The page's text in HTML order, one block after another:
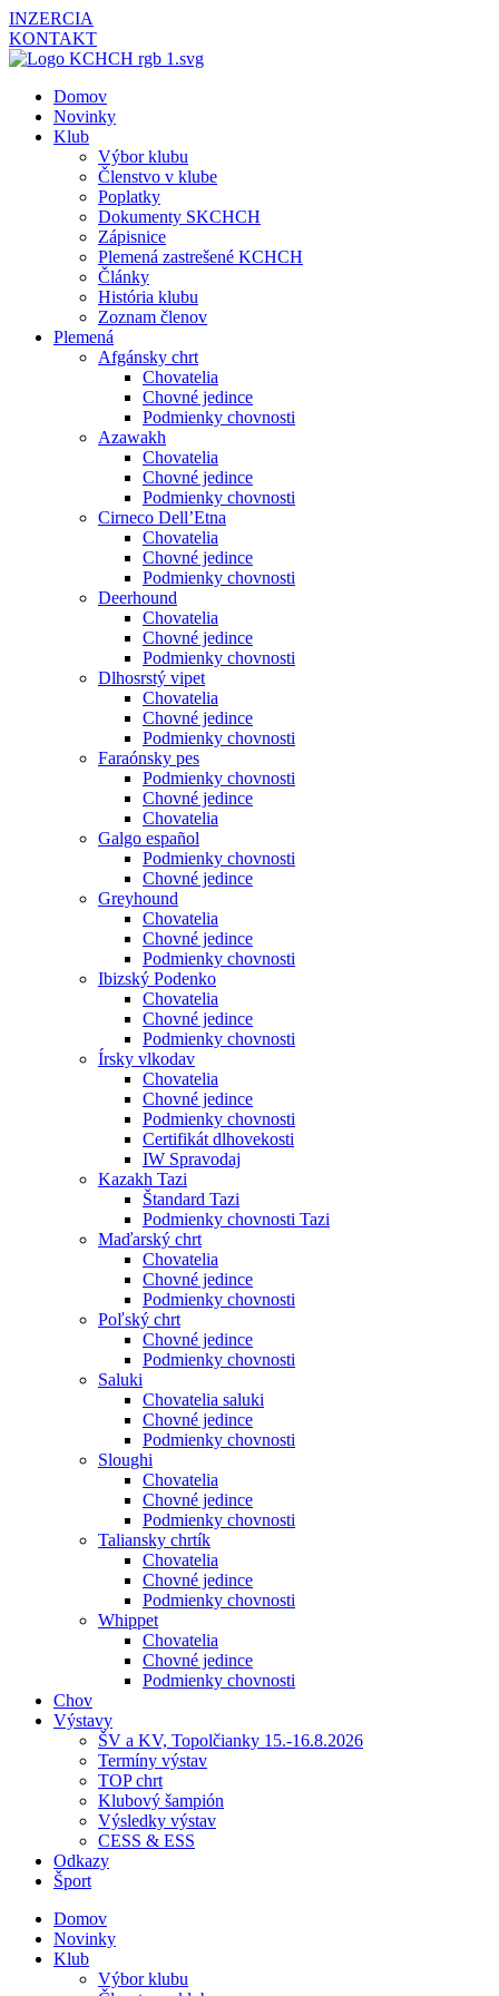
INZERCIA
KONTAKT
Domov
Novinky
Klub
Výbor klubu
Členstvo v klube
Poplatky
Dokumenty SKCHCH
Zápisnice
Plemená zastrešené KCHCH
Články
História klubu
Zoznam členov
Plemená
Afgánsky chrt
Chovatelia
Chovné jedince
Podmienky chovnosti
Azawakh
Chovatelia
Chovné jedince
Podmienky chovnosti
Cirneco Dell’Etna
Chovatelia
Chovné jedince
Podmienky chovnosti
Deerhound
Chovatelia
Chovné jedince
Podmienky chovnosti
Dlhosrstý vipet
Chovatelia
Chovné jedince
Podmienky chovnosti
Faraónsky pes
Podmienky chovnosti
Chovné jedince
Chovatelia
Galgo español
Podmienky chovnosti
Chovné jedince
Greyhound
Chovatelia
Chovné jedince
Podmienky chovnosti
Ibizský Podenko
Chovatelia
Chovné jedince
Podmienky chovnosti
Írsky vlkodav
Chovatelia
Chovné jedince
Podmienky chovnosti
Certifikát dlhovekosti
IW Spravodaj
Kazakh Tazi
Štandard Tazi
Podmienky chovnosti Tazi
Maďarský chrt
Chovatelia
Chovné jedince
Podmienky chovnosti
Poľský chrt
Chovné jedince
Podmienky chovnosti
Saluki
Chovatelia saluki
Chovné jedince
Podmienky chovnosti
Sloughi
Chovatelia
Chovné jedince
Podmienky chovnosti
Taliansky chrtík
Chovatelia
Chovné jedince
Podmienky chovnosti
Whippet
Chovatelia
Chovné jedince
Podmienky chovnosti
Chov
Výstavy
ŠV a KV, Topolčianky 15.-16.8.2026
Termíny výstav
TOP chrt
Klubový šampión
Výsledky výstav
CESS & ESS
Odkazy
Šport
Domov
Novinky
Klub
Výbor klubu